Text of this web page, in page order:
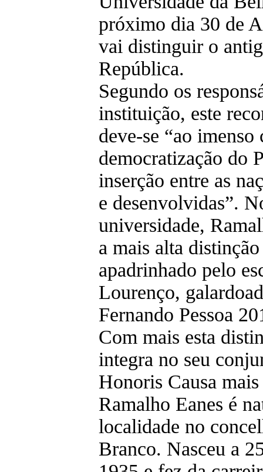
próximo dia 30 de
vai distinguir o
República.
Segundo os
instituição, este
deve-se “ao
democratização do
inserção entre as
e desenvolvidas”.
universidade,
a mais alta
apadrinhado pelo
Lourenço,
Fernando Pessoa
Com mais esta
integra no seu
Honoris Causa
Ramalho Eanes é
localidade no
Branco. Nasceu a